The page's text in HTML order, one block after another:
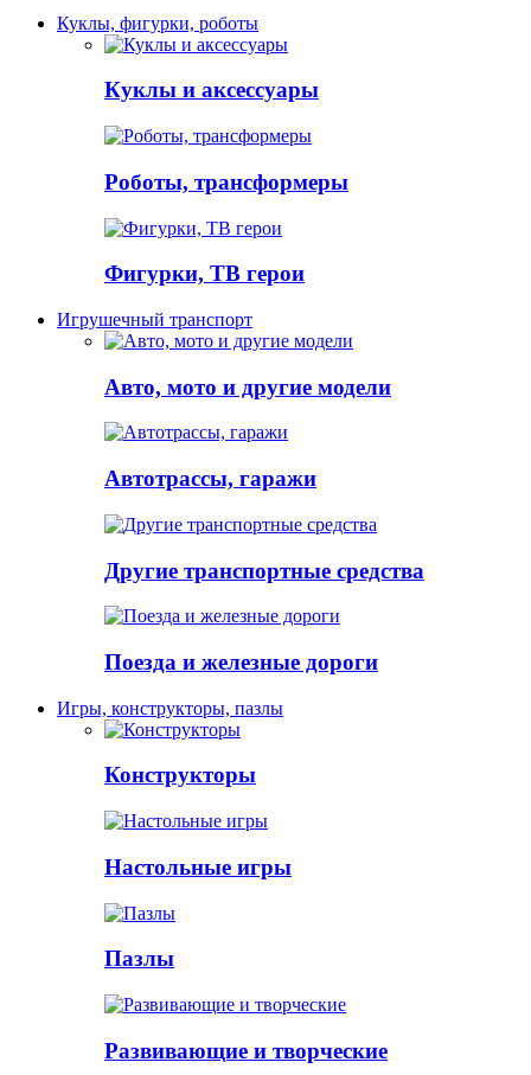
Куклы, фигурки, роботы
Куклы и аксессуары
Роботы, трансформеры
Фигурки, ТВ герои
Игрушечный транспорт
Авто, мото и другие модели
Автотрассы, гаражи
Другие транспортные средства
Поезда и железные дороги
Игры, конструкторы, пазлы
Конструкторы
Настольные игры
Пазлы
Развивающие и творческие